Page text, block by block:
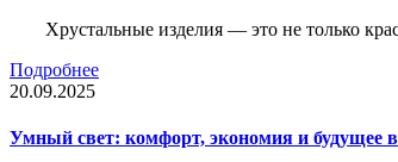
Хрустальные изделия — это не только
Подробнее
20.09.2025
Умный свет: комфорт, экономия и будущее